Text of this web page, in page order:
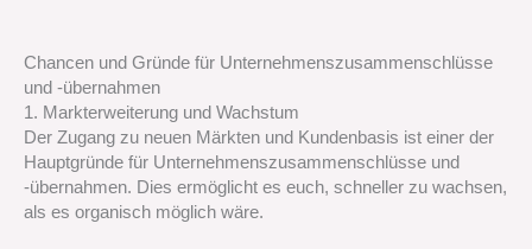
Chancen und Gründe für Unternehmenszusammenschlüsse
und -übernahmen
1. Markterweiterung und Wachstum
Der Zugang zu neuen Märkten und Kundenbasis ist einer der
Hauptgründe für Unternehmenszusammenschlüsse und
-übernahmen. Dies ermöglicht es euch, schneller zu wachsen,
als es organisch möglich wäre.